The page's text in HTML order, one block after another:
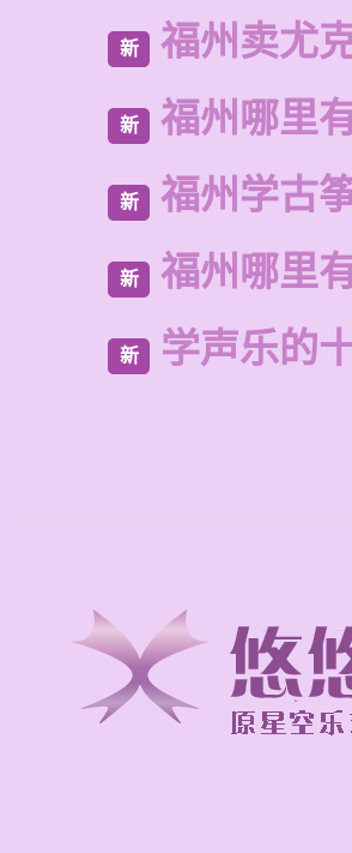
新 福州卖尤
新 福州哪里
新 福州学古
新 福州哪里
新 学声乐的